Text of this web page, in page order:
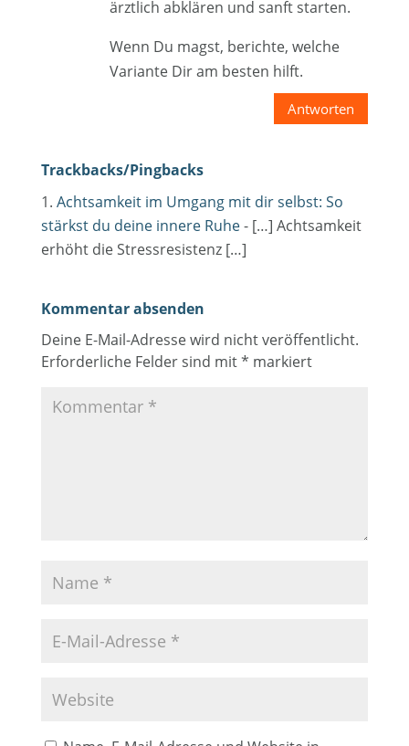
ärztlich abklären und sanft starten.
Wenn Du magst, berichte, welche
Variante Dir am besten hilft.
Antworten
Trackbacks/Pingbacks
Achtsamkeit im Umgang mit dir selbst: So
stärkst du deine innere Ruhe- […] Achtsamkeit
erhöht die Stressresistenz […]
Kommentar absenden
Deine E-Mail-Adresse wird nicht veröffentlicht.
Erforderliche Felder sind mit* markiert